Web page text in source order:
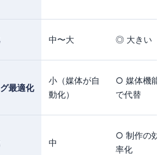
中〜大 ◎ 大きい
最適化
小（媒体が自
動化）
○ 媒体機能
で代替
中
○ 制作の効
率化